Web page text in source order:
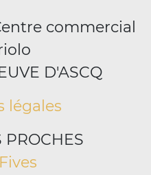
commercial
D'ASCQ
légales
PROCHES